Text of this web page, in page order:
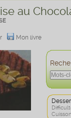
au
Mon livre